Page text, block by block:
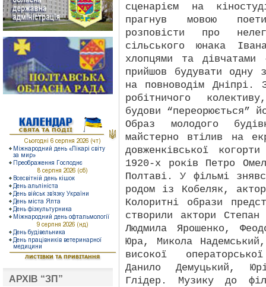
АРХІВ “ЗП”
сценарієм на
прагнув мовою
розповісти про
сільського юнака
хлопцями та
прийшов будувати одну
на повноводім
робітничого
будови “переорюється”
Образ молодого
майстерно втілив на
довженківської
1920-х років Петро
Полтаві. У фільмі
родом із Кобеляк,
Колоритні образи
створили актори
Людмила Ярошенко,
Юра, Микола
високої
Данило Демуцький,
Глідер. Музику до